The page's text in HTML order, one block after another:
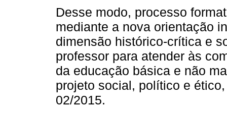
Desse modo, processo
mediante a nova orientação
dimensão histórico-crítica e
professor para atender às
da educação básica e não
projeto social, político e
02/2015.